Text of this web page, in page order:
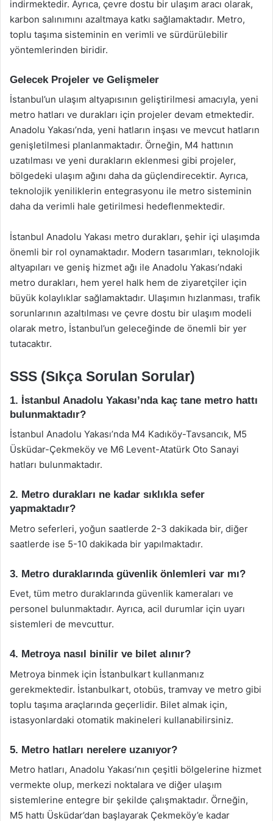
indirmektedir. Ayrıca, çevre dostu bir ulaşım aracı olarak,
karbon salınımını azaltmaya katkı sağlamaktadır. Metro,
toplu taşıma sisteminin en verimli ve sürdürülebilir
yöntemlerinden biridir.
Gelecek Projeler ve Gelişmeler
İstanbul’un ulaşım altyapısının geliştirilmesi amacıyla, yeni
metro hatları ve durakları için projeler devam etmektedir.
Anadolu Yakası’nda, yeni hatların inşası ve mevcut hatların
genişletilmesi planlanmaktadır. Örneğin, M4 hattının
uzatılması ve yeni durakların eklenmesi gibi projeler,
bölgedeki ulaşım ağını daha da güçlendirecektir. Ayrıca,
teknolojik yeniliklerin entegrasyonu ile metro sisteminin
daha da verimli hale getirilmesi hedeflenmektedir.
İstanbul Anadolu Yakası metro durakları, şehir içi ulaşımda
önemli bir rol oynamaktadır. Modern tasarımları, teknolojik
altyapıları ve geniş hizmet ağı ile Anadolu Yakası’ndaki
metro durakları, hem yerel halk hem de ziyaretçiler için
büyük kolaylıklar sağlamaktadır. Ulaşımın hızlanması, trafik
sorunlarının azaltılması ve çevre dostu bir ulaşım modeli
olarak metro, İstanbul’un geleceğinde de önemli bir yer
tutacaktır.
SSS (Sıkça Sorulan Sorular)
1. İstanbul Anadolu Yakası’nda kaç tane metro hattı
bulunmaktadır?
İstanbul Anadolu Yakası’nda M4 Kadıköy-Tavsancık, M5
Üsküdar-Çekmeköy ve M6 Levent-Atatürk Oto Sanayi
hatları bulunmaktadır.
2. Metro durakları ne kadar sıklıkla sefer
yapmaktadır?
Metro seferleri, yoğun saatlerde 2-3 dakikada bir, diğer
saatlerde ise 5-10 dakikada bir yapılmaktadır.
3. Metro duraklarında güvenlik önlemleri var mı?
Evet, tüm metro duraklarında güvenlik kameraları ve
personel bulunmaktadır. Ayrıca, acil durumlar için uyarı
sistemleri de mevcuttur.
4. Metroya nasıl binilir ve bilet alınır?
Metroya binmek için İstanbulkart kullanmanız
gerekmektedir. İstanbulkart, otobüs, tramvay ve metro gibi
toplu taşıma araçlarında geçerlidir. Bilet almak için,
istasyonlardaki otomatik makineleri kullanabilirsiniz.
5. Metro hatları nerelere uzanıyor?
Metro hatları, Anadolu Yakası’nın çeşitli bölgelerine hizmet
vermekte olup, merkezi noktalara ve diğer ulaşım
sistemlerine entegre bir şekilde çalışmaktadır. Örneğin,
M5 hattı Üsküdar’dan başlayarak Çekmeköy’e kadar